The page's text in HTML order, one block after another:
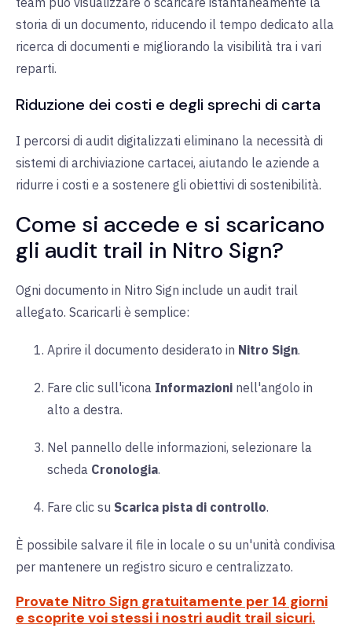
storia di un documento, riducendo il tempo dedicato alla
ricerca di documenti e migliorando la visibilità tra i vari
reparti.
Riduzione dei costi e degli sprechi di carta
I percorsi di audit digitalizzati eliminano la necessità di
sistemi di archiviazione cartacei, aiutando le aziende a
ridurre i costi e a sostenere gli obiettivi di sostenibilità.
Come si accede e si scaricano
gli audit trail in Nitro Sign?
Ogni documento in Nitro Sign include un audit trail
allegato. Scaricarli è semplice:
Aprire il documento desiderato in Nitro Sign.
Fare clic sull'icona Informazioni nell'angolo in
alto a destra.
Nel pannello delle informazioni, selezionare la
scheda Cronologia.
Fare clic su Scarica pista di controllo.
È possibile salvare il file in locale o su un'unità condivisa
per mantenere un registro sicuro e centralizzato.
Provate Nitro Sign gratuitamente per 14 giorni
e scoprite voi stessi i nostri audit trail sicuri.